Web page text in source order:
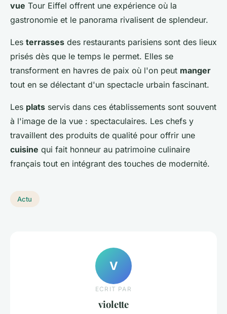
vue Tour Eiffel offrent une expérience où la
gastronomie et le panorama rivalisent de splendeur.
Les terrasses des restaurants parisiens sont des lieux
prisés dès que le temps le permet. Elles se
transforment en havres de paix où l'on peut manger
tout en se délectant d'un spectacle urbain fascinant.
Les plats servis dans ces établissements sont souvent
à l'image de la vue : spectaculaires. Les chefs y
travaillent des produits de qualité pour offrir une
cuisine qui fait honneur au patrimoine culinaire
français tout en intégrant des touches de modernité.
Actu
V
ECRIT PAR
violette